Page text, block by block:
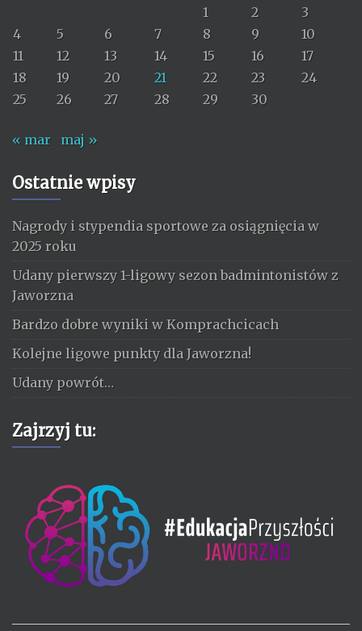
1
2
3
4
5 6 7 8 9
10
11
12 13 14 15 16
17
18
19 20 21 22 23
24
25
26 27 28 29 30
« mar maj »
Ostatnie wpisy
Nagrody i stypendia sportowe za osiągnięcia w
2025 roku
Udany pierwszy 1-ligowy sezon badmintonistów z
Jaworzna
Bardzo dobre wyniki w Komprachcicach
Kolejne ligowe punkty dla Jaworzna!
Udany powrót…
Zajrzyj tu: